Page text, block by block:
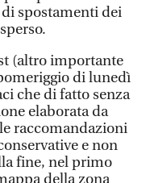
spostamenti dei
(altro importante
di lunedì
che di fatto senza
elaborata da
raccomandazioni
e non
fine, nel primo
della zona